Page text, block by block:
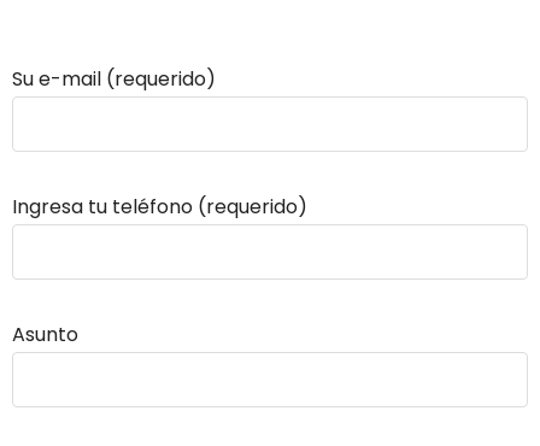
Su e-mail (requerido)
Ingresa tu teléfono (requerido)
Asunto